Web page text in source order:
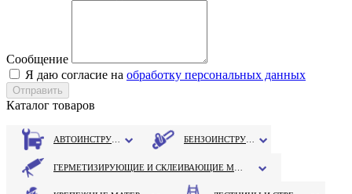
Сообщение
Я даю согласие на обработку персональных данных
Каталог товаров